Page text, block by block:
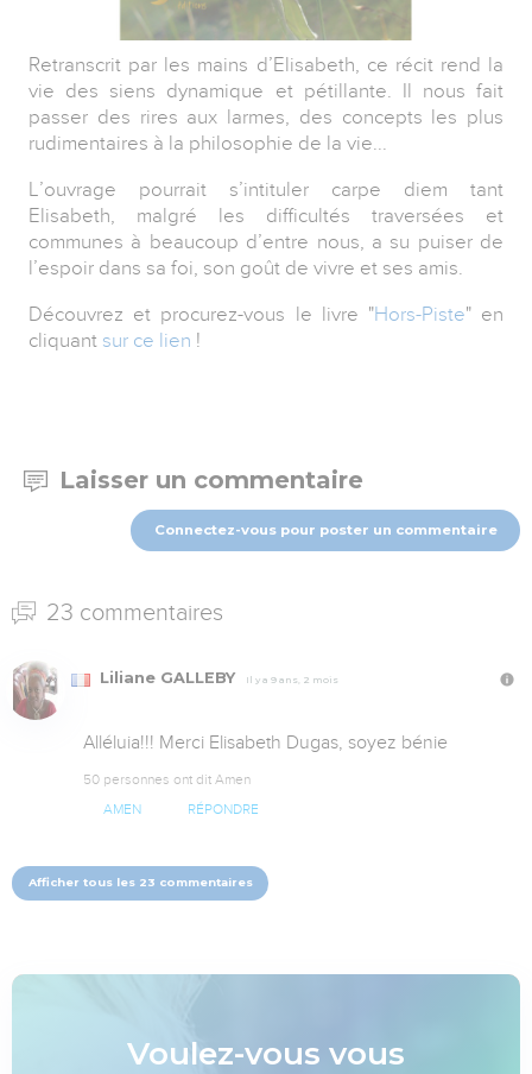
Retranscrit par les mains d’Elisabeth, ce récit rend la
vie des siens dynamique et pétillante. Il nous fait
passer des rires aux larmes, des concepts les plus
rudimentaires à la philosophie de la vie...
L’ouvrage pourrait s’intituler carpe diem tant
Elisabeth, malgré les difficultés traversées et
communes à beaucoup d’entre nous, a su puiser de
l’espoir dans sa foi, son goût de vivre et ses amis.
Découvrez et procurez-vous le livre "Hors-Piste" en
cliquant sur ce lien !
Laisser un commentaire
Connectez-vous pour poster un commentaire
23 commentaires
Liliane GALLEBY Il y a 9 ans, 2 mois
Alléluia!!! Merci Elisabeth Dugas, soyez bénie
50 personnes ont dit Amen
AMEN RÉPONDRE
Afficher tous les 23 commentaires
Voulez-vous vous